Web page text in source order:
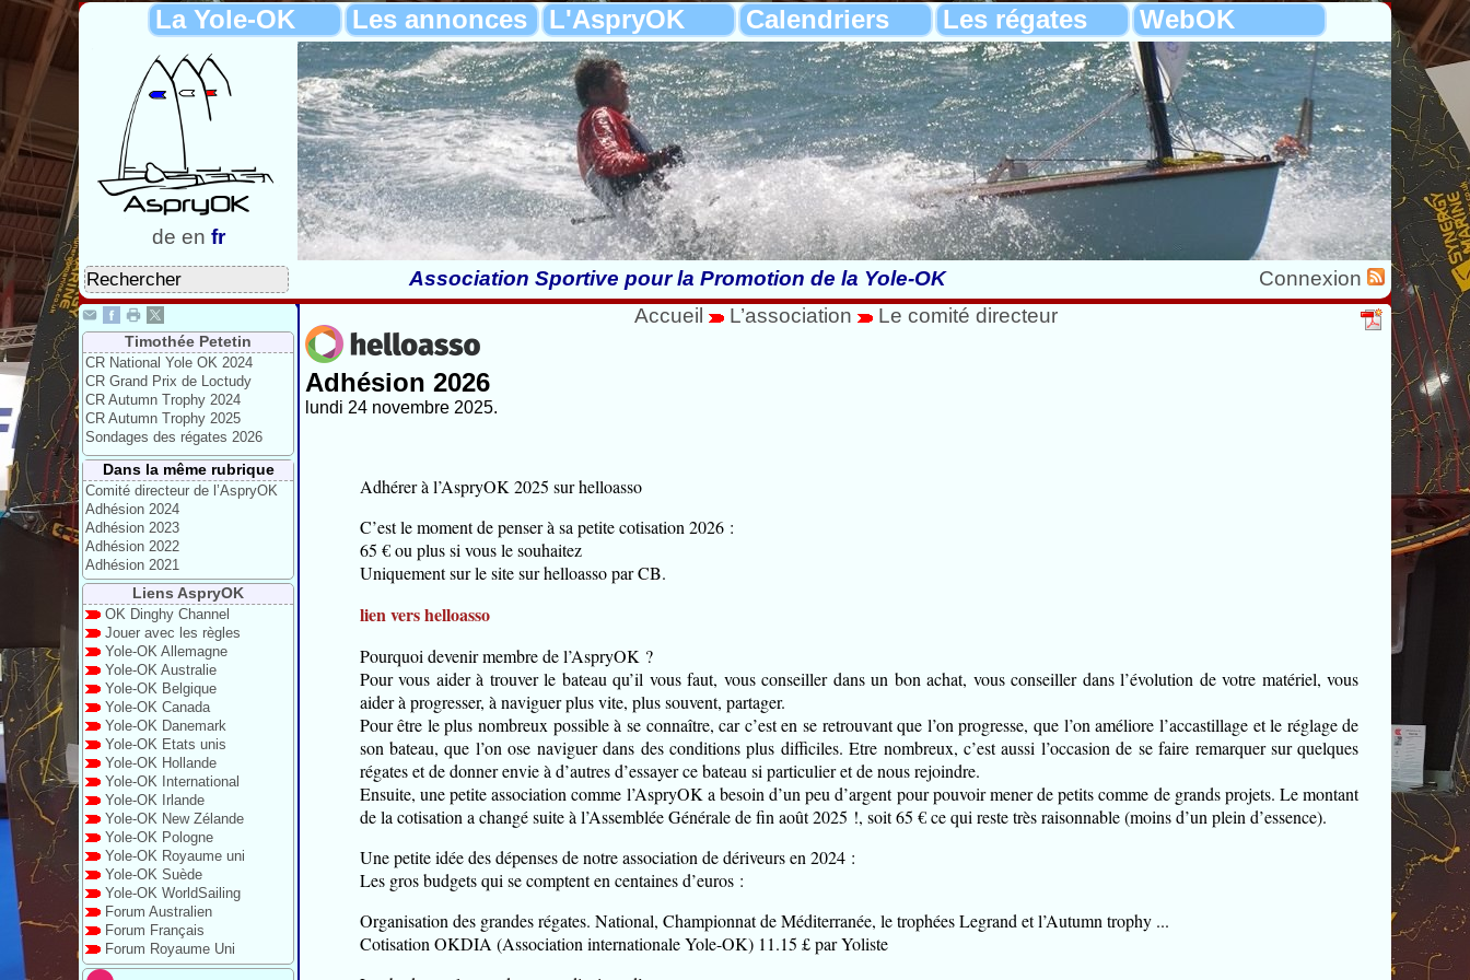
La Yole-OK Les annonces L'AspryOK Calendriers Les régates WebOK
de en fr
Association Sportive pour la Promotion de la Yole-OK
Connexion
Timothée Petetin
CR National Yole OK 2024
CR Grand Prix de Loctudy
CR Autumn Trophy 2024
CR Autumn Trophy 2025
Sondages des régates 2026
Dans la même rubrique
Comité directeur de l’AspryOK
Adhésion 2024
Adhésion 2023
Adhésion 2022
Adhésion 2021
Liens AspryOK
OK Dinghy Channel
Jouer avec les règles
Yole-OK Allemagne
Yole-OK Australie
Yole-OK Belgique
Yole-OK Canada
Yole-OK Danemark
Yole-OK Etats unis
Yole-OK Hollande
Yole-OK International
Yole-OK Irlande
Yole-OK New Zélande
Yole-OK Pologne
Yole-OK Royaume uni
Yole-OK Suède
Yole-OK WorldSailing
Forum Australien
Forum Français
Forum Royaume Uni
Accueil L’association Le comité directeur
Adhésion 2026
lundi 24 novembre 2025.
Adhérer à l’AspryOK 2025 sur helloasso
C’est le moment de penser à sa petite cotisation 2026 :
65 € ou plus si vous le souhaitez
Uniquement sur le site sur helloasso par CB.
lien vers helloasso
Pourquoi devenir membre de l’AspryOK ?
Pour vous aider à trouver le bateau qu’il vous faut, vous conseiller dans un bon achat, vous conseiller dans l’évolution de votre matériel, vous
aider à progresser, à naviguer plus vite, plus souvent, partager.
Pour être le plus nombreux possible à se connaître, car c’est en se retrouvant que l’on progresse, que l’on améliore l’accastillage et le réglage de
son bateau, que l’on ose naviguer dans des conditions plus difficiles. Etre nombreux, c’est aussi l’occasion de se faire remarquer sur quelques
régates et de donner envie à d’autres d’essayer ce bateau si particulier et de nous rejoindre.
Ensuite, une petite association comme l’AspryOK a besoin d’un peu d’argent pour pouvoir mener de petits comme de grands projets. Le montant
de la cotisation a changé suite à l’Assemblée Générale de fin août 2025 !, soit 65 € ce qui reste très raisonnable (moins d’un plein d’essence).
Une petite idée des dépenses de notre association de dériveurs en 2024 :
Les gros budgets qui se comptent en centaines d’euros :
Organisation des grandes régates. National, Championnat de Méditerranée, le trophées Legrand et l’Autumn trophy ...
Cotisation OKDIA (Association internationale Yole-OK) 11.15 £ par Yoliste